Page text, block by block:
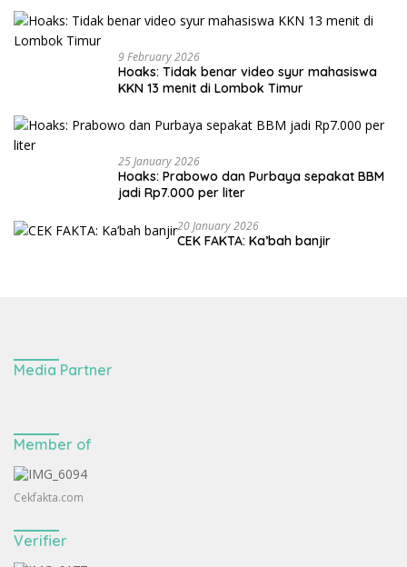
9 February 2026
Hoaks: Tidak benar video syur mahasiswa
KKN 13 menit di Lombok Timur
25 January 2026
Hoaks: Prabowo dan Purbaya sepakat BBM
jadi Rp7.000 per liter
20 January 2026
CEK FAKTA: Ka’bah banjir
Media Partner
Member of
Cekfakta.com
Verifier